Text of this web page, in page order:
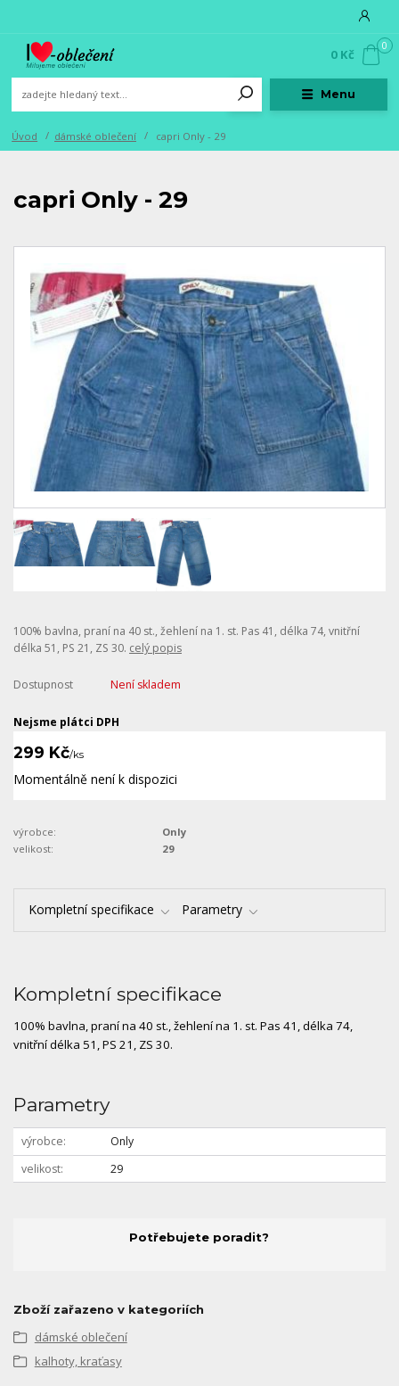
Menu
0
0 Kč
Úvod dámské oblečení capri Only - 29
capri Only - 29
100% bavlna, praní na 40 st., žehlení na 1. st. Pas 41, délka 74, vnitřní
délka 51, PS 21, ZS 30. celý popis
Dostupnost Není skladem
Nejsme plátci DPH
299 Kč/ks
Momentálně není k dispozici
výrobce:
Only
velikost:
29
Kompletní specifikace Parametry
Kompletní specifikace
100% bavlna, praní na 40 st., žehlení na 1. st. Pas 41, délka 74,
vnitřní délka 51, PS 21, ZS 30.
Parametry
výrobce
Only
velikost
29
Potřebujete poradit?
Zboží zařazeno v kategoriích
dámské oblečení
kalhoty, kraťasy